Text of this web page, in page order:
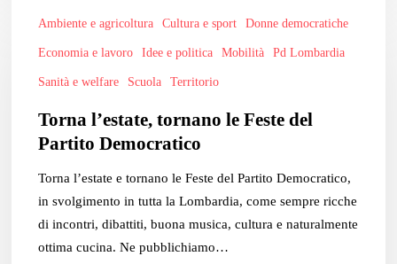
l’estate,
tornano
Partito
Ambiente e agricoltura Cultura e sport Donne democratiche
Economia e lavoro Idee e politica Mobilità Pd Lombardia
Sanità e welfare Scuola Territorio
Torna l’estate, tornano le Feste del
Partito Democratico
Torna l’estate e tornano le Feste del Partito Democratico,
in svolgimento in tutta la Lombardia, come sempre ricche
di incontri, dibattiti, buona musica, cultura e naturalmente
ottima cucina. Ne pubblichiamo…